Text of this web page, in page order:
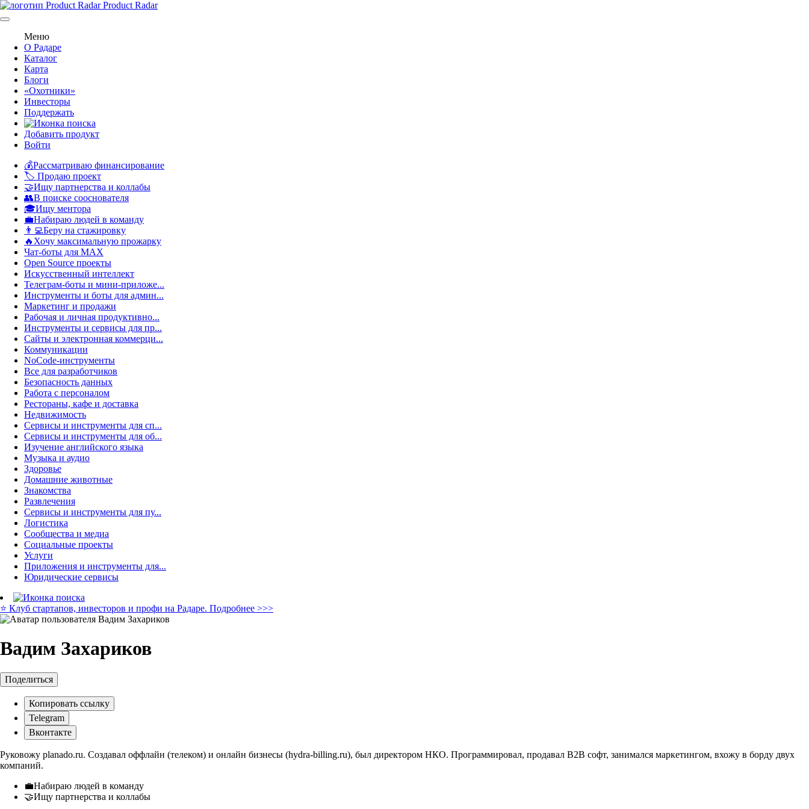
Product Radar
Меню
О Радаре
Каталог
Карта
Блоги
«Охотники»
Инвесторы
Поддержать
Добавить продукт
Войти
💰Рассматриваю финансирование
🏷️ Продаю проект
🤝Ищу партнерства и коллабы
👥В поиске сооснователя
🎓Ищу ментора
💼Набираю людей в команду
👨‍💻Беру на стажировку
🔥Хочу максимальную прожарку
Чат-боты для MAX
Open Source проекты
Искусственный интеллект
Телеграм-боты и мини-приложе...
Инструменты и боты для админ...
Маркетинг и продажи
Рабочая и личная продуктивно...
Инструменты и сервисы для пр...
Сайты и электронная коммерци...
Коммуникации
NoCode-инструменты
Все для разработчиков
Безопасность данных
Работа с персоналом
Рестораны, кафе и доставка
Недвижимость
Сервисы и инструменты для сп...
Сервисы и инструменты для об...
Изучение английского языка
Музыка и аудио
Здоровье
Домашние животные
Знакомства
Развлечения
Сервисы и инструменты для пу...
Логистика
Сообщества и медиа
Социальные проекты
Услуги
Приложения и инструменты для...
Юридические сервисы
⭐️ Клуб стартапов, инвесторов и профи на Радаре. Подробнее >>>
Вадим Захариков
Поделиться
Копировать ссылку
Telegram
Вконтакте
Руковожу planado.ru. Создавал оффлайн (телеком) и онлайн бизнесы (hydra-billing.ru), был директором НКО. Программировал, продавал B2B софт, занимался маркетингом, вхожу в борду двух
компаний.
💼Набираю людей в команду
🤝Ищу партнерства и коллабы